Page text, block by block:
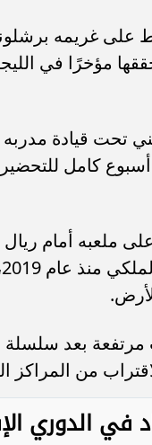
على غريمه
مؤخرًا في
قيادة مدربه
كامل
ملعبه أمام
من المراكز
في الدوري